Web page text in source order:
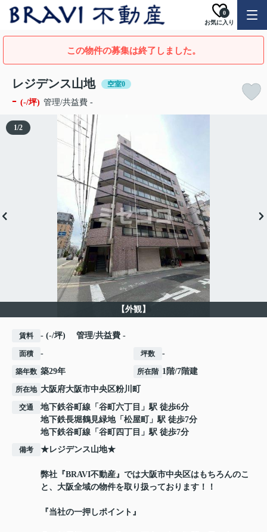
お気に入り
0
この物件の募集は終了しました。
レジデンス山地 空室0
- (-/坪) 管理/共益費 -
【外観】
1/2
賃料 - (-/坪) 管理/共益費 -
面積 - 坪数 -
築年数 築29年 所在階 1階/7階建
所在地 大阪府大阪市中央区粉川町
交通 地下鉄谷町線 「 谷町六丁目 」駅 徒歩6分
地下鉄長堀鶴見緑地「 松屋町
」駅 徒歩7分
地下鉄谷町線 「 谷町四丁目 」駅 徒歩7分
備考 ★レジデンス山地★
弊社『BRAVI不動産』では大阪市中央区はもちろんのこ
と、大阪全域の物件を取り扱っております！！
『当社の一押しポイント』